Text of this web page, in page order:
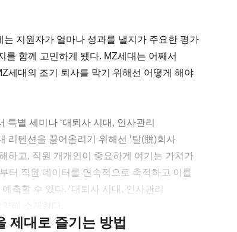
지원자가 얼마나 성과를 낼지가 주요한 평가
를 함께 고민하게 됐다. MZ세대는 어째서
세대의 조기 퇴사를 막기 위해선 어떻게 해야
별 세미나 ‘대퇴사 시대, 인사관리
리텐션을 끌어올리기 위해선 ‘탈(脫)회사
하고, 직원 개개인이 중요하게 여기는 가치가
터 직원 데이터를 연속적으로 축적하고 이를
측할 수 있다. ‘대퇴사 시대, 인사관리
제대로 즐기는 방법